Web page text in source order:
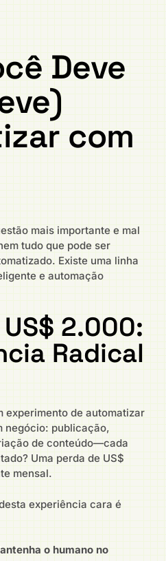
Deve
com
mais importante e mal
tudo que pode ser
Existe uma linha
e automação
2.000:
Radical
experimento de automatizar
negócio: publicação,
de conteúdo—cada
Uma perda de US$
mensal.
experiência cara é
o humano no